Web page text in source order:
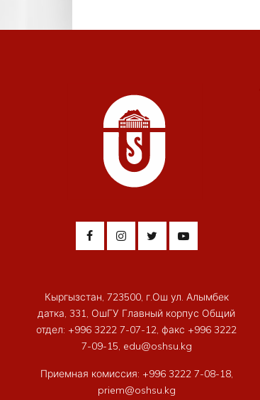
Кыргызстан, 723500, г.Ош ул. Алымбек
датка, 331, ОшГУ Главный корпус Общий
отдел: +996 3222 7-07-12, факс +996 3222
7-09-15, edu@oshsu.kg
Приемная комиссия: +996 3222 7-08-18,
priem@oshsu.kg